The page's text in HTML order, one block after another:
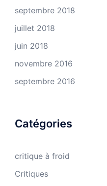
septembre 2018
juillet 2018
juin 2018
novembre 2016
septembre 2016
Catégories
critique à froid
Critiques